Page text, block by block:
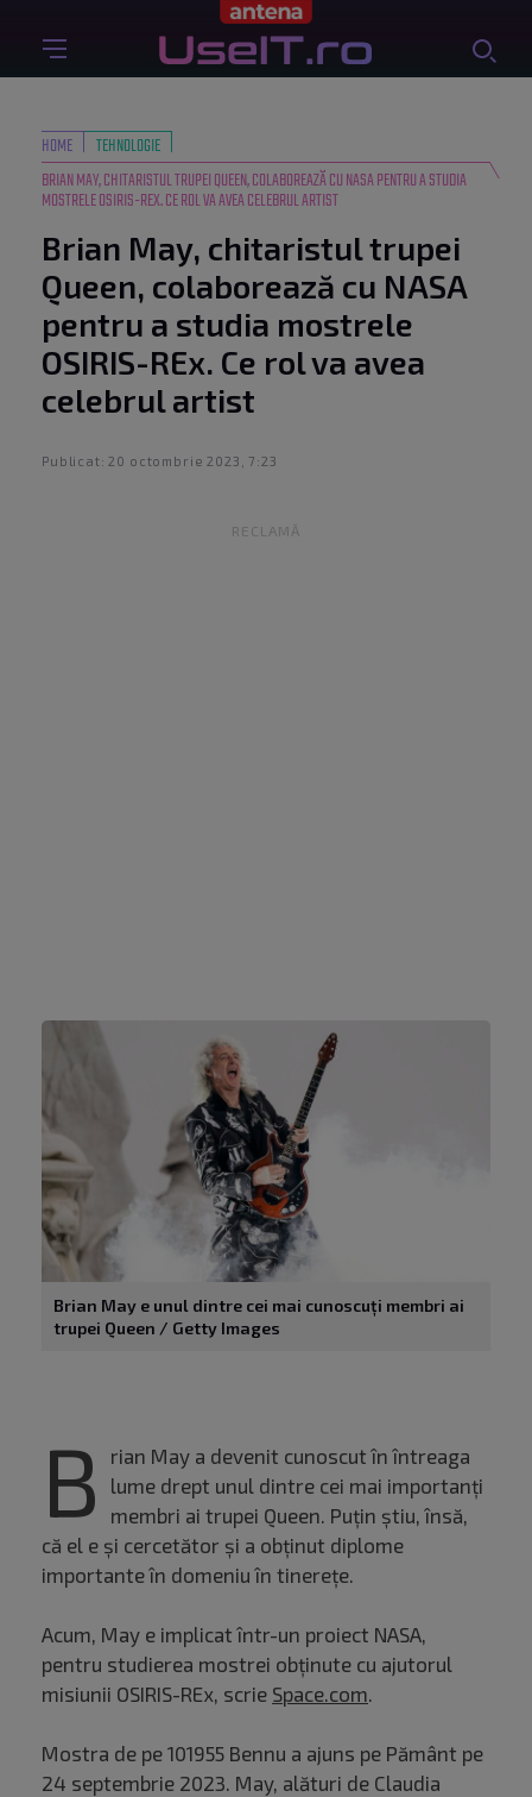
HOME
TEHNOLOGIE
BRIAN MAY, CHITARISTUL TRUPEI QUEEN, COLABOREAZĂ CU NASA PENTRU A STUDIA
MOSTRELE OSIRIS-REX. CE ROL VA AVEA CELEBRUL ARTIST
Brian May, chitaristul trupei
Queen, colaborează cu NASA
pentru a studia mostrele
OSIRIS-REx. Ce rol va avea
celebrul artist
Publicat: 20 octombrie 2023, 7:23
RECLAMĂ
Brian May e unul dintre cei mai cunoscuți membri ai
trupei Queen / Getty Images
B
rian May a devenit cunoscut în întreaga
lume drept unul dintre cei mai importanți
membri ai trupei Queen. Puțin știu, însă,
că el e și cercetător și a obținut diplome
importante în domeniu în tinerețe.
Acum, May e implicat într-un proiect NASA,
pentru studierea mostrei obținute cu ajutorul
misiunii OSIRIS-REx, scrie Space.com.
Mostra de pe 101955 Bennu a ajuns pe Pământ pe
24 septembrie 2023. May, alături de Claudia